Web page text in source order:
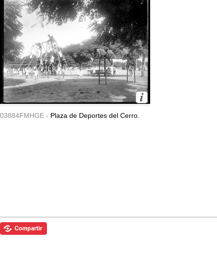
03884FMHGE - Plaza de Deportes del Cerro.